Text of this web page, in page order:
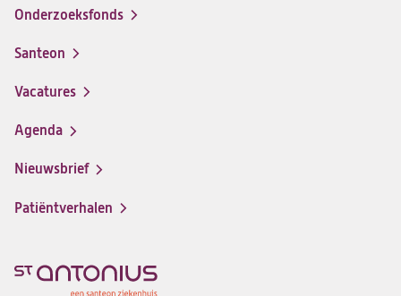
Onderzoeksfonds
Santeon
(opent
in
nieuwe
Vacatures
(opent
in
nieuwe
Agenda
Nieuwsbrief
Patiëntverhalen